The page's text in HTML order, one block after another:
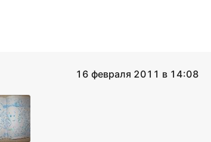
16 февраля 2011 в 14:08